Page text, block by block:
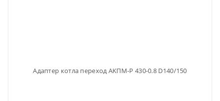
Адаптер котла переход AKПM-Р 430-0.8 D140/150